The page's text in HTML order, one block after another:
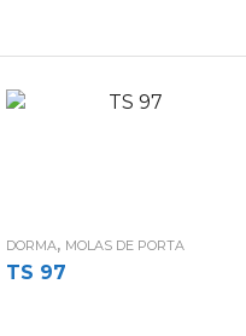
DORMA, MOLAS DE PORTA
TS 97